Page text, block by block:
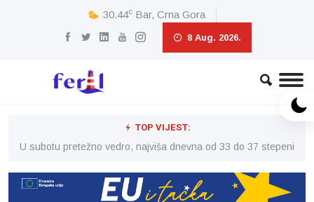
30.44c Bar, Crna Gora
8 Aug. 2026.
TOP VIJEST:
U subotu pretežno vedro, najviša dnevna od 33 do 37 stepeni